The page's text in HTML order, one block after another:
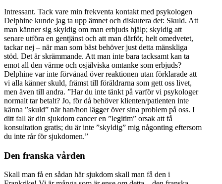
Intressant. Tack vare min frekventa kontakt med psykologen
Delphine kunde jag ta upp ämnet och diskutera det: Skuld. Att
man känner sig skyldig om man erbjuds hjälp; skyldig att
senare utföra en gentjänst och att man därför, helt omedvetet,
tackar nej – när man som bäst behöver just detta mänskliga
stöd. Det är skrämmande. Att man inte bara tacksamt kan ta
emot all den värme och osjälviska omtanke som erbjuds?
Delphine var inte förvånad över reaktionen utan förklarade att
vi alla känner skuld, främst till föräldrarna som gett oss livet,
men även till andra. ”Har du inte tänkt på varför vi psykologer
normalt tar betalt? Jo, för då behöver klienten/patienten inte
känna ”skuld” när han/hon lägger över sina problem på oss. I
ditt fall är din sjukdom cancer en ”legitim” orsak att få
konsultation gratis; du är inte ”skyldig” mig någonting eftersom
du inte rår för sjukdomen.”
Den franska vården
Skall man få en sådan här sjukdom skall man få den i